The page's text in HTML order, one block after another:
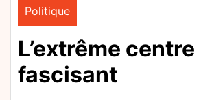
Politique
L’extrême centre
fascisant